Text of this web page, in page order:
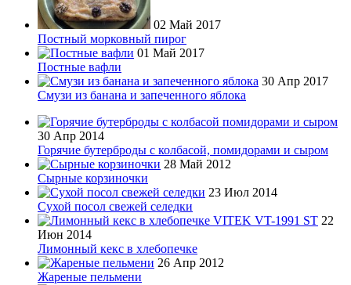
02 Май 2017
Постный морковный пирог
01 Май 2017
Постные вафли
30 Апр 2017
Смузи из банана и запеченного яблока
30 Апр 2014
Горячие бутерброды с колбасой, помидорами и сыром
28 Май 2012
Сырные корзиночки
23 Июл 2014
Сухой посол свежей селедки
22
Июн 2014
Лимонный кекс в хлебопечке
26 Апр 2012
Жареные пельмени